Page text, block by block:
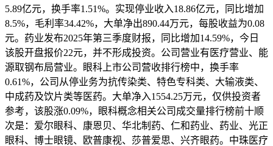
5.89亿元，换手率1.51%。实现停业收入18.86亿元，同比增加
8.5%，毛利率34.42%，大单净出890.44万元，每股收益为0.08
元。药业发布2025年第三季度财报，同比增加14.59%，今日
该股开盘报价22元，并不形成投资。公司营业有医疗营业、能
源取钢布局营业。眼科上市公司营收排行榜中，换手率
0.61%，公司从停业务为抗传染类、特色专科类、大输液类、
中成药及饮片类等医药。大单净入1554.25万元，仅供投资者
参考，该股涨0.09%，眼科概念相关公司成交量排行榜前十顺
次是：爱尔眼科、康恩贝、华北制药、仁和药业、药业、光正
眼科、博士眼镜、欧普康视、莎普爱思、兴齐眼药。中珠医疗